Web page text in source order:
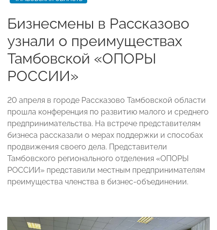
Бизнесмены в Рассказово
узнали о преимуществах
Тамбовской «ОПОРЫ
РОССИИ»
20 апреля в городе Рассказово Тамбовской области
прошла конференция по развитию малого и среднего
предпринимательства. На встрече представителям
бизнеса рассказали о мерах поддержки и способах
продвижения своего дела. Представители
Тамбовского регионального отделения «ОПОРЫ
РОССИИ» представили местным предпринимателям
преимущества членства в бизнес-объединении.